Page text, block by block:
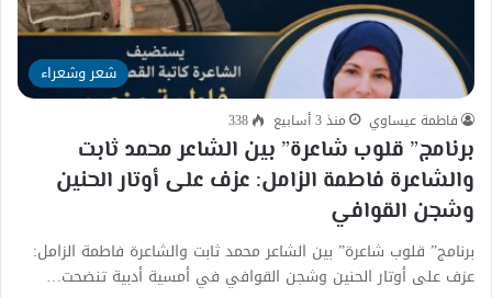
شعر وشعراء
فاطمة عيساوي منذ 3 أسابيع 338
برنامج” قلوب شاعرة” بين الشاعر محمد ثابت
والشاعرة فاطمة الزامل: عزف على أوتار الحنين
وشجن القوافي
برنامج” قلوب شاعرة” بين الشاعر محمد ثابت والشاعرة فاطمة الزامل:
عزف على أوتار الحنين وشجن القوافي في أمسية أدبية تنضحت…